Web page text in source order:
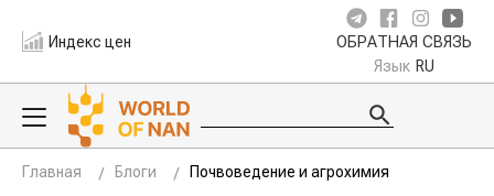
Индекс цен ОБРАТНАЯ СВЯЗЬ
Язык RU
Главная Блоги Почвоведение и агрохимия